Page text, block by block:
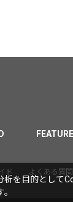
FEATURE
ド よくある質問
を目的として